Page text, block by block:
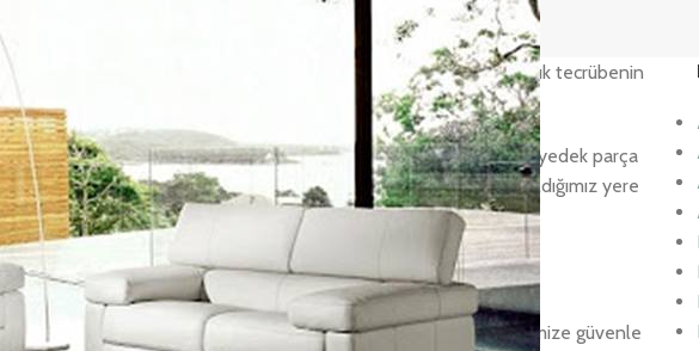
koltuğu tamiri ve ofis koltuğu yedek parça değişiminde 25 yıllık tecrübenin
garantiveriyoruz. Her marka büro koltuğu, kanepe tamiri, koltuk yedek parça
yerinizden alıp, teknik servis hizmetini sağladıktan sonra aldığımız yere
kaplama hizmetleri
tamiri, döşemesi ve kaplama işlemlerini alanında uzman ekiplerimize güvenle